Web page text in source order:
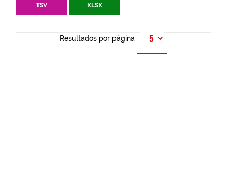
TSV XLSX
Resultados por página